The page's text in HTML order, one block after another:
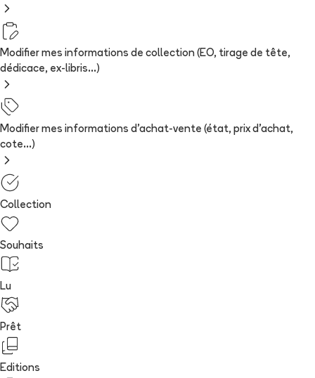
Modifier mes informations de collection (EO, tirage de tête,
dédicace, ex-libris...)
Modifier mes informations d'achat-vente (état, prix d'achat,
cote...)
Collection
Souhaits
Lu
Prêt
Editions